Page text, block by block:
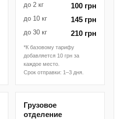
до 2 кг 100 грн
до 10 кг 145 грн
до 30 кг 210 грн
*К базовому тарифу
добавляется 10 грн за
каждое место.
Срок отправки: 1–3 дня.
Грузовое
отделение